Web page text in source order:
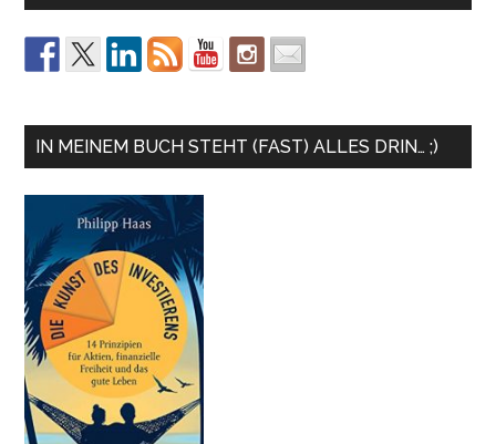
IN MEINEM BUCH STEHT (FAST) ALLES DRIN… ;)